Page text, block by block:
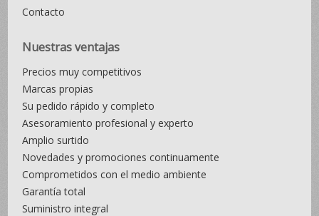
Contacto
Nuestras ventajas
Precios muy competitivos
Marcas propias
Su pedido rápido y completo
Asesoramiento profesional y experto
Amplio surtido
Novedades y promociones continuamente
Comprometidos con el medio ambiente
Garantía total
Suministro integral